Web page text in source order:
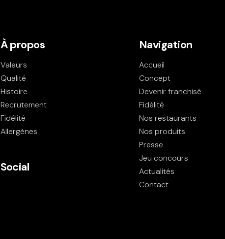
À propos
Valeurs
Qualité
Histoire
Recrutement
Fidélité
Allergènes
Social
Navigation
Accueil
Concept
Devenir franchisé
Fidélité
Nos restaurants
Nos produits
Presse
Jeu concours
Actualités
Contact